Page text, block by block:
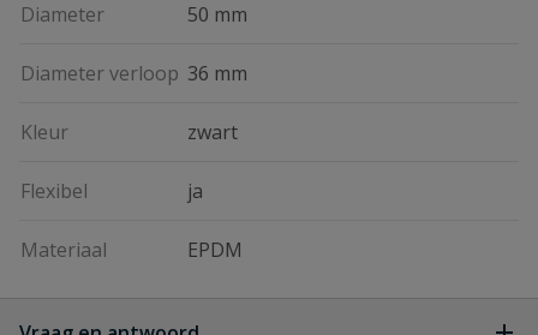
Diameter 50 mm
Diameter verloop 36 mm
Kleur zwart
Flexibel ja
Materiaal EPDM